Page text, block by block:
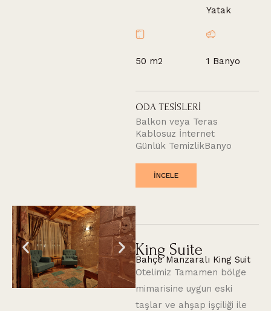
Yatak
50 m2 1 Banyo
ODA TESİSLERİ
Balkon veya Teras
Kablosuz İnternet
Günlük TemizlikBanyo
INCELE
King Suite
Bahçe Manzaralı King Suit
Otelimiz Tamamen bölge
mimarisine uygun eski
taşlar ve ahşap işçiliği ile